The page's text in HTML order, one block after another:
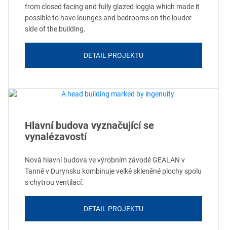
from closed facing and fully glazed loggia which made it
possible to have lounges and bedrooms on the louder
side of the building.
DETAIL PROJEKTU
Hlavní budova vyznačující se
vynalézavostí
Nová hlavní budova ve výrobním závodě GEALAN v
Tanně v Durynsku kombinuje velké skleněné plochy spolu
s chytrou ventilací.
DETAIL PROJEKTU